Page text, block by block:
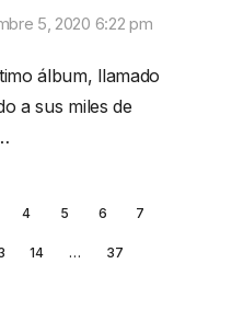
5, 2020 6:22 pm
álbum, llamado
a sus miles de
4 5 6 7
14 … 37